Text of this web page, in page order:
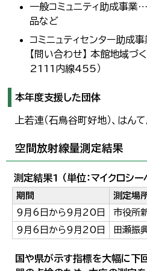
一般コミュニティ助成事業
品など
コミニュティセンター助成
【問い合わせ】 本館地域
2111内線455）
本年度支援した団体
上若連（石鳥谷町好地）、はん
空間放射線量測定結果
測定結果1 （単位：マイクロシー
期間 測定場
9月6日から9月20日
市役所
9月6日から9月20日
田瀬振
国や県が示す指標を大幅に下